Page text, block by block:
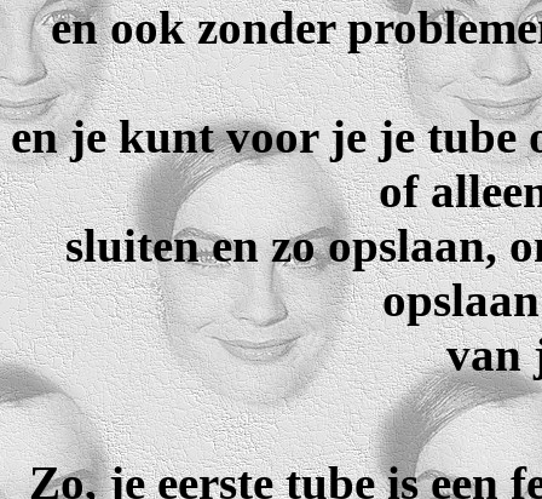
en ook zonder
en je kunt voor je je tube
of
sluiten en zo opslaan,
van
Zo, je eerste tube is een